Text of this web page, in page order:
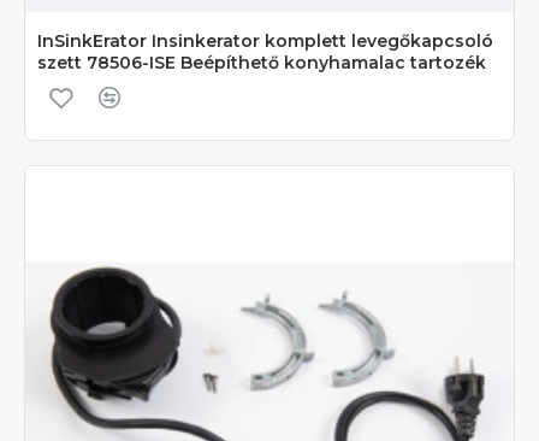
InSinkErator Insinkerator komplett levegőkapcsoló
szett 78506-ISE Beépíthető konyhamalac tartozék